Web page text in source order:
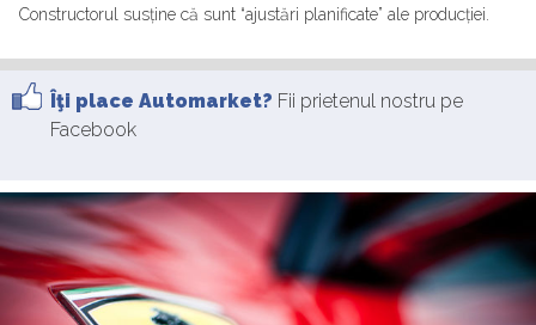
Constructorul susține că sunt “ajustări planificate” ale producției.
Îţi place Automarket? Fii prietenul nostru pe
Facebook